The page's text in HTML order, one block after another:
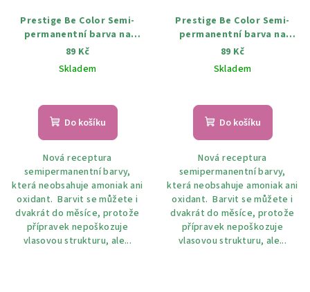
Prestige Be Color Semi-
permanentní barva na
vlasy BC08 Červená třešeň
100 ml
89 Kč
Skladem
Do košíku
Nová receptura
semipermanentní barvy,
která neobsahuje amoniak ani
oxidant. Barvit se můžete i
dvakrát do měsíce, protože
přípravek nepoškozuje
vlasovou strukturu, ale...
Prestige Be Color Semi-
permanentní barva na
vlasy BC09 červené víno 100
ml
89 Kč
Skladem
Do košíku
Nová receptura
semipermanentní barvy,
která neobsahuje amoniak ani
oxidant. Barvit se můžete i
dvakrát do měsíce, protože
přípravek nepoškozuje
vlasovou strukturu, ale...